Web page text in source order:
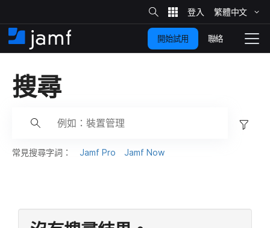
​
至
​
要
​
網
站
​搜
尋
繁體​中文
住
家
切
換
開始試用 聯絡
搜尋
常​見​搜尋​字詞： Jamf Pro Jamf Now